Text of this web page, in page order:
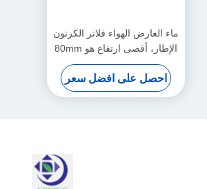
ماء العارض الهواء فلاتر الكرتون
الإطار، أقصى ارتفاع هو 80mm
و
احصل على افضل سعر